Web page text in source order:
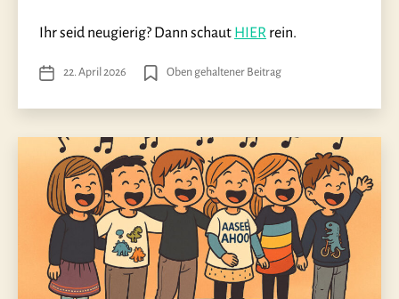
Ihr seid neugierig? Dann schaut HIER rein.
Veröffentlichungsdatum
22. April 2026 Oben gehaltener Beitrag